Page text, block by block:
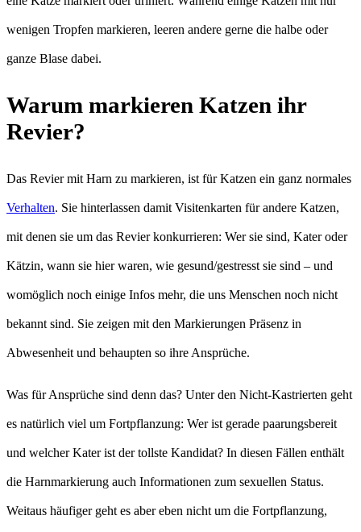
wenigen Tropfen markieren, leeren andere gerne die halbe oder
ganze Blase dabei.
Warum markieren Katzen ihr
Revier?
Das Revier mit Harn zu markieren, ist für Katzen ein ganz normales
Verhalten. Sie hinterlassen damit Visitenkarten für andere Katzen,
mit denen sie um das Revier konkurrieren: Wer sie sind, Kater oder
Kätzin, wann sie hier waren, wie gesund/gestresst sie sind – und
womöglich noch einige Infos mehr, die uns Menschen noch nicht
bekannt sind. Sie zeigen mit den Markierungen Präsenz in
Abwesenheit und behaupten so ihre Ansprüche.
Was für Ansprüche sind denn das? Unter den Nicht-Kastrierten geht
es natürlich viel um Fortpflanzung: Wer ist gerade paarungsbereit
und welcher Kater ist der tollste Kandidat? In diesen Fällen enthält
die Harnmarkierung auch Informationen zum sexuellen Status.
Weitaus häufiger geht es aber eben nicht um die Fortpflanzung,